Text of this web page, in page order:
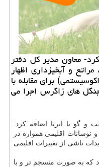
معاون مدیر كل دفتر
و آبخیزداری اظهار
برای مقابله با
های زاگرس اجرا می
و گو با ایرنا اضافه كرد:
نوسانات اقلیمی همواره در
ناشی از تغییرات اقلیمی
كه به صورت منسجم تر و با